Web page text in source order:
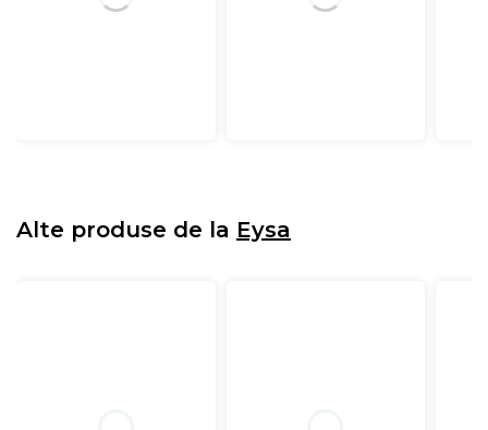
Alte produse de la Eysa